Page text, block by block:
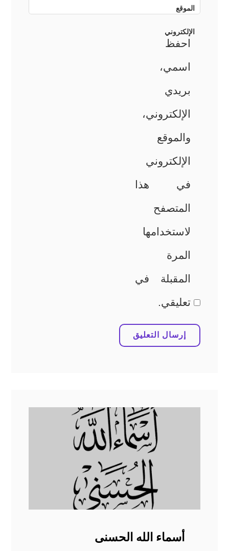
الموقع
الإلكتروني
احفظ
اسمي،
بريدي
الإلكتروني،
والموقع
الإلكتروني
في هذا
المتصفح
لاستخدامها
المرة
المقبلة في
تعليقي.
أسماء الله الحسنى